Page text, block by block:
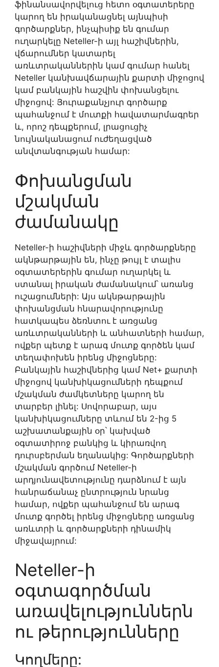
ֆինանսավորվելուց հետո օգտատերերը
կարող են իրականացնել այնպիսի
գործարքներ, ինչպիսիք են գումար
ուղարկելը Neteller-ի այլ հաշիվներին,
վճարումներ կատարել
առևտրականներին կամ գումար հանել
Neteller կանխավճարային քարտի միջոցով
կամ բանկային հաշվին փոխանցելու
միջոցով: Յուրաքանչյուր գործարք
պահանջում է մուտքի հավատարմագրեր
և, որոշ դեպքերում, լրացուցիչ
նույնականացում ուժեղացված
անվտանգության համար:
Փոխանցման
մշակման
ժամանակը
Neteller-ի հաշիվների միջև գործարքները
ակնթարթային են, ինչը թույլ է տալիս
օգտատերերին գումար ուղարկել և
ստանալ իրական ժամանակում՝ առանց
ուշացումների: Այս ակնթարթային
փոխանցման հնարավորությունը
հատկապես ձեռնտու է առցանց
առևտրականների և անհատների համար,
ովքեր պետք է արագ մուտք գործեն կամ
տեղափոխեն իրենց միջոցները:
Բանկային հաշիվներից կամ Net+ քարտի
միջոցով կանխիկացումների դեպքում
մշակման ժամկետները կարող են
տարբեր լինել: Սովորաբար, այս
կանխիկացումները տևում են 2-ից 5
աշխատանքային օր՝ կախված
օգտատիրոջ բանկից և կիրառվող
դուրսբերման եղանակից: Գործարքների
մշակման գործում Neteller-ի
արդյունավետությունը դարձնում է այն
հանրաճանաչ ընտրություն նրանց
համար, ովքեր պահանջում են արագ
մուտք գործել իրենց միջոցները առցանց
առևտրի և գործարքների դինամիկ
միջավայրում:
Neteller-ի
օգտագործման
առավելություններն
ու թերությունները
Կողմերը: